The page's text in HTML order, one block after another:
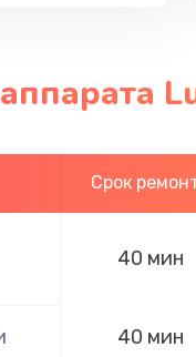
Срок
40 мин
40 мин